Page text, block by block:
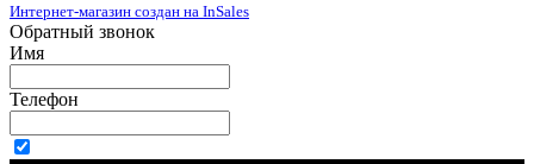
Интернет-магазин создан на InSales
Обратный звонок
Имя
Телефон